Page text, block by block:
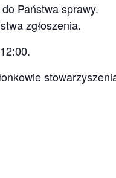
Państwa sprawy.
zgłoszenia.